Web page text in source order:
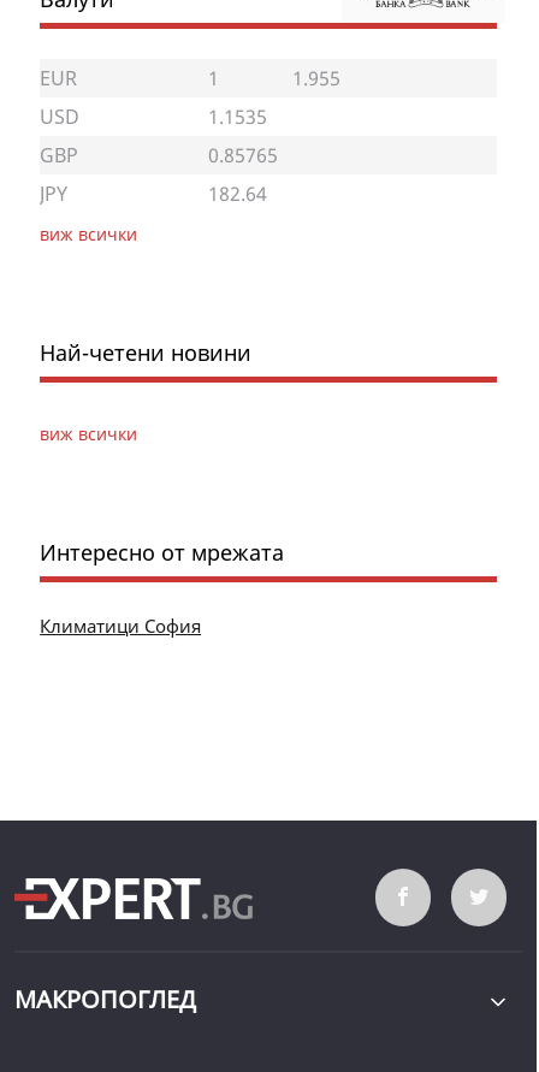
EUR 1
1.955
USD
1.1535
GBP
0.85765
JPY
182.64
виж всички
Най-четени новини
виж всички
Интересно от мрежата
Климатици София
МАКРОПОГЛЕД